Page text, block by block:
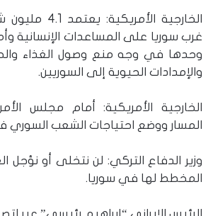
الخارجية
غرب سوريا على المساعدات الإنسانية
وحدها في وجه منع وصول الغذاء
والإمدادات الحيوية إلى السوريين.
الخارجية الأمريكية: أمام مجلس
المسار ووضع احتياجات الشعب السوري
وزير الدفاع التركي: لن نتخلى أو نؤجل
المخطط لها في سوريا.